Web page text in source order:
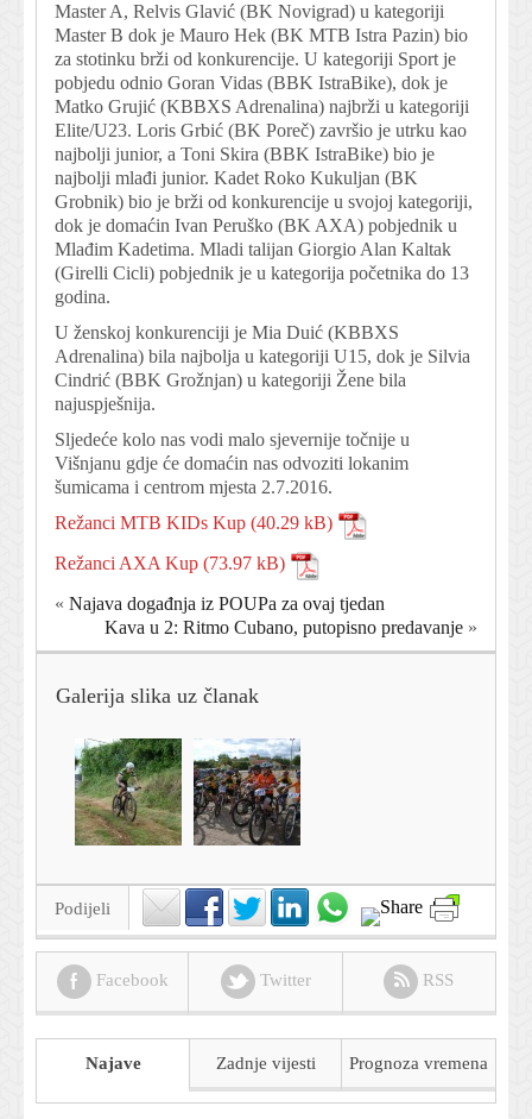
Master A, Relvis Glavić (BK Novigrad) u kategoriji
Master B dok je Mauro Hek (BK MTB Istra Pazin) bio
za stotinku brži od konkurencije. U kategoriji Sport je
pobjedu odnio Goran Vidas (BBK IstraBike), dok je
Matko Grujić (KBBXS Adrenalina) najbrži u kategoriji
Elite/U23. Loris Grbić (BK Poreč) završio je utrku kao
najbolji junior, a Toni Skira (BBK IstraBike) bio je
najbolji mlađi junior. Kadet Roko Kukuljan (BK
Grobnik) bio je brži od konkurencije u svojoj kategoriji,
dok je domaćin Ivan Peruško (BK AXA) pobjednik u
Mlađim Kadetima. Mladi talijan Giorgio Alan Kaltak
(Girelli Cicli) pobjednik je u kategorija početnika do 13
godina.
U ženskoj konkurenciji je Mia Duić (KBBXS
Adrenalina) bila najbolja u kategoriji U15, dok je Silvia
Cindrić (BBK Grožnjan) u kategoriji Žene bila
najuspješnija.
Sljedeće kolo nas vodi malo sjevernije točnije u
Višnjanu gdje će domaćin nas odvoziti lokanim
šumicama i centrom mjesta 2.7.2016.
Režanci MTB KIDs Kup
Režanci AXA Kup
« Najava događnja iz POUPa za ovaj tjedan
Kava u 2: Ritmo Cubano, putopisno predavanje »
Galerija slika uz članak
Podijeli
Facebook Twitter RSS
Najave Zadnje vijesti Prognoza vremena